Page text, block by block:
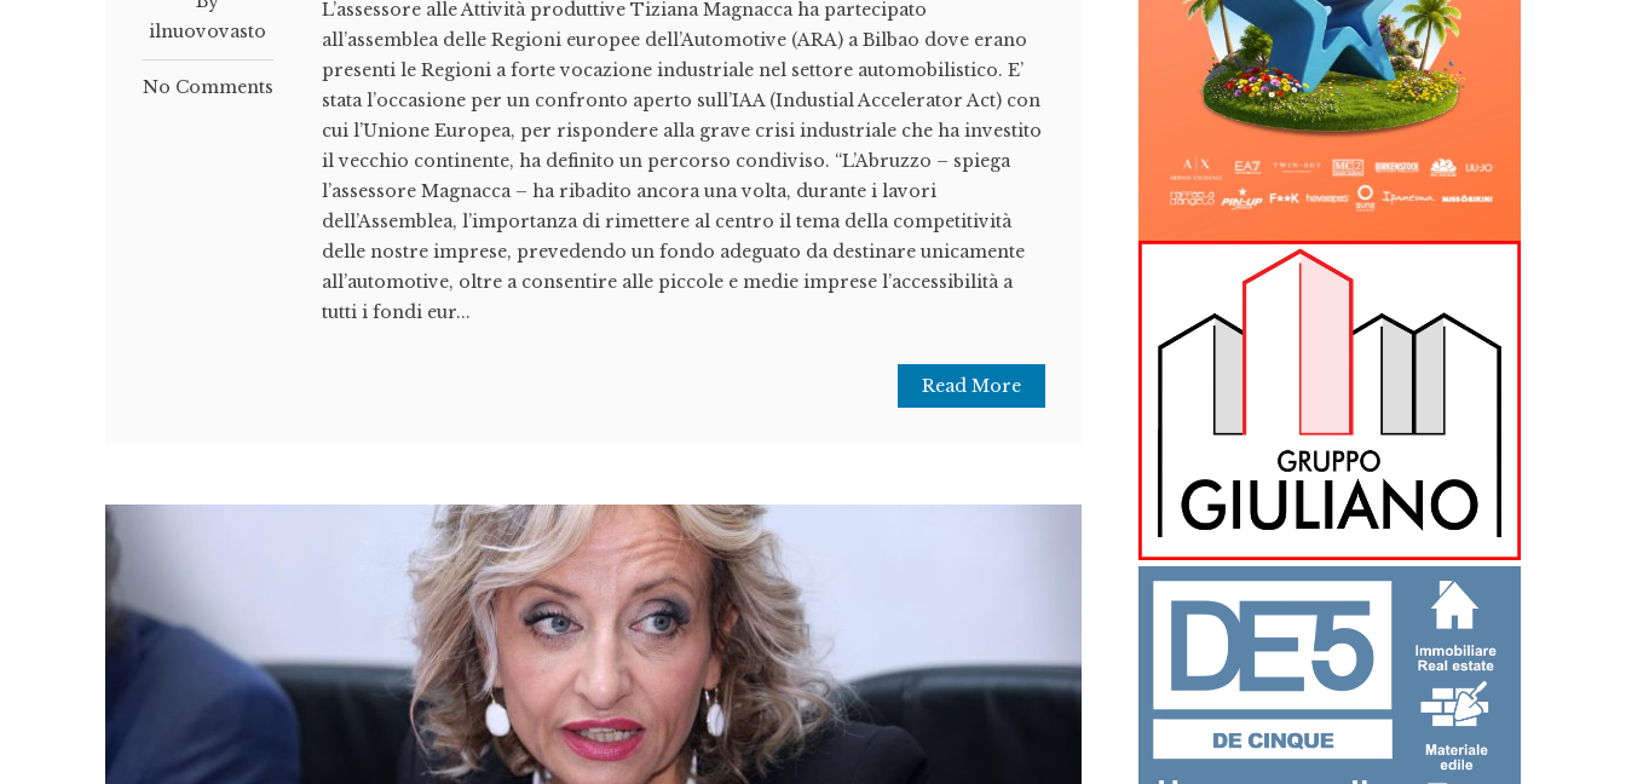
ilnuovovasto
No Comments
L’assessore alle Attività produttive Tiziana Magnacca ha partecipato
all’assemblea delle Regioni europee dell’Automotive (ARA) a Bilbao dove erano
presenti le Regioni a forte vocazione industriale nel settore automobilistico. E’
stata l’occasione per un confronto aperto sull’IAA (Industial Accelerator Act) con
cui l’Unione Europea, per rispondere alla grave crisi industriale che ha investito
il vecchio continente, ha definito un percorso condiviso. “L’Abruzzo – spiega
l’assessore Magnacca – ha ribadito ancora una volta, durante i lavori
dell’Assemblea, l’importanza di rimettere al centro il tema della competitività
delle nostre imprese, prevedendo un fondo adeguato da destinare unicamente
all’automotive, oltre a consentire alle piccole e medie imprese l’accessibilità a
tutti i fondi eur...
Read More